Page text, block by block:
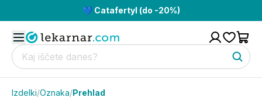
💙 Catafertyl (do -20%)
Izdelki/Oznaka/Prehlad